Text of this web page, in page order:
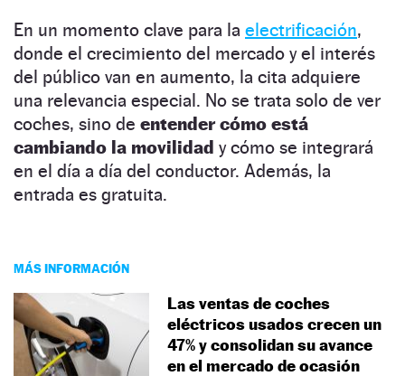
En un momento clave para la electrificación,
donde el crecimiento del mercado y el interés
del público van en aumento, la cita adquiere
una relevancia especial. No se trata solo de ver
coches, sino de entender cómo está
cambiando la movilidad y cómo se integrará
en el día a día del conductor. Además, la
entrada es gratuita.
MÁS INFORMACIÓN
Las ventas de coches
eléctricos usados crecen un
47% y consolidan su avance
en el mercado de ocasión